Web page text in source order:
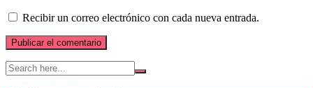
Recibir un correo electrónico con cada nueva entrada.